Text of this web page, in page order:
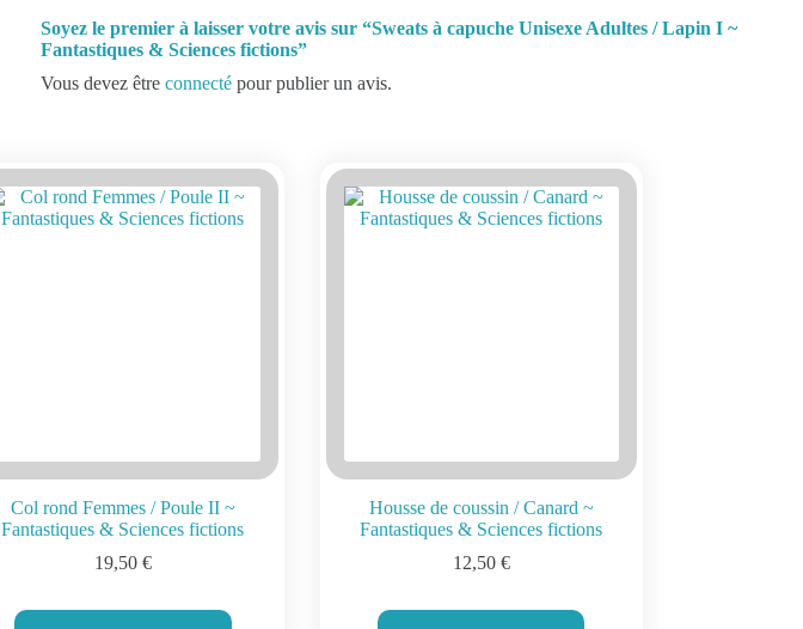
Soyez le premier à laisser votre avis sur “Sweats à capuche Unisexe Adultes / Lapin I ~
Fantastiques & Sciences fictions”
Vous devez être connectépour publier un avis.
Col rond Femmes / Poule II ~
Fantastiques & Sciences fictions
19,50 €
Housse de coussin / Canard ~
Fantastiques & Sciences fictions
12,50 €